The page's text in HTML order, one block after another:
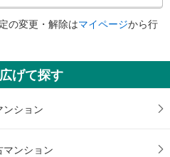
の変更・解除はマイページから行
げて探す
ション
ンション